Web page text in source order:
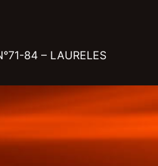
84 – LAURELES